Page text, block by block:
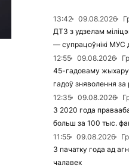
13:42 09.08.2026
ДТЗ з удзелам
— супрацоўнікі МУС
12:55
09.08.2026
45-гадоваму жыхару
гадоў зняволення
12:35
09.08.2026
З 2020 года
больш за 100 тыс.
11:55
09.08.2026
З пачатку года ад
чалавек